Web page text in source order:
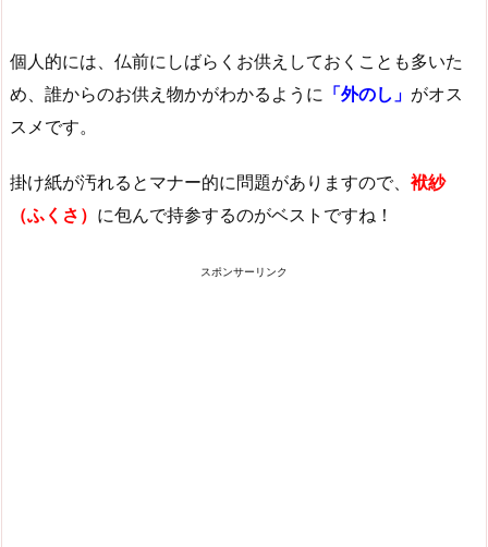
個人的には、仏前にしばらくお供えしておくことも多いた
め、誰からのお供え物かがわかるように 「外のし」 がオス
スメです。
掛け紙が汚れるとマナー的に問題がありますので、 袱紗
（ふくさ） に包んで持参するのがベストですね！
スポンサーリンク